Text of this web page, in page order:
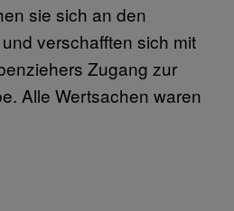
sie sich an den
verschafften sich mit
Zugang zur
Alle Wertsachen waren